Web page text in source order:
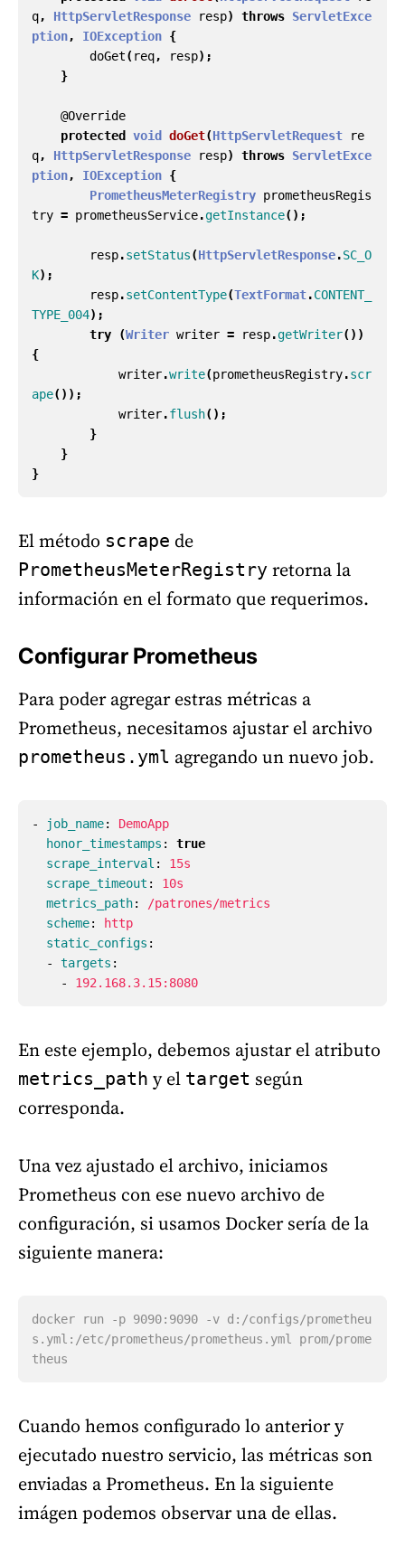
q, HttpServletResponse resp) throws ServletExce
ption, IOException {
doGet( req, resp);
}
@Override
protected
void doGet(HttpServletRequest
re
q, HttpServletResponse resp) throws ServletExce
ption, IOException {
PrometheusMeterRegistry prometheusRegis
try = prometheusService.getInstance();
resp.setStatus(HttpServletResponse.SC_O
K);
resp.setContentType(TextFormat.CONTENT_
TYPE_004);
try
(Writer writer = resp.getWriter())
{
writer.write(prometheusRegistry.scr
ape());
writer.flush();
}
}
}
El método scrape de
PrometheusMeterRegistry retorna la
información en el formato que requerimos.
Configurar Prometheus
Para poder agregar estras métricas a
Prometheus, necesitamos ajustar el archivo
prometheus.yml agregando un nuevo job.
- job_name:
DemoApp
honor_timestamps :
true
scrape_interval :
15s
scrape_timeout :
10s
metrics_path:
/patrones/metrics
scheme:
http
static_configs :
-
targets :
-
192.168.3.15:8080
En este ejemplo, debemos ajustar el atributo
metrics_path y el target según
corresponda.
Una vez ajustado el archivo, iniciamos
Prometheus con ese nuevo archivo de
configuración, si usamos Docker sería de la
siguiente manera:
docker run -p 9090:9090 -v d:/configs/prometheu
s.yml:/etc/prometheus/prometheus.yml prom/prome
Cuando hemos configurado lo anterior y
ejecutado nuestro servicio, las métricas son
enviadas a Prometheus. En la siguiente
imágen podemos observar una de ellas.